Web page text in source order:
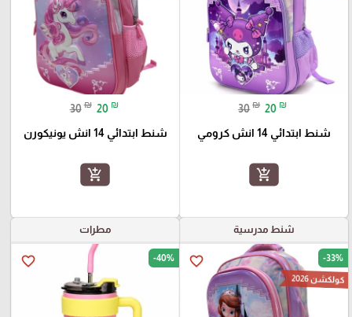
30 ₪ 20 ₪
شنط ابتدائي 14 انش كرومي
add_shopping_cart
30 ₪ 20 ₪
شنط ابتدائي 14 انش يونيكورن
add_shopping_cart
شنط مدرسية
favorite_border -33%
كولكشن 2026
مطرات
favorite_border -40%